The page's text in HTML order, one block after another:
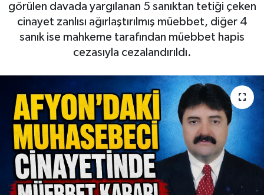
görülen davada yargılanan 5 sanıktan tetiği çeken
cinayet zanlısı ağırlaştırılmış müebbet, diğer 4
sanık ise mahkeme tarafından müebbet hapis
cezasıyla cezalandırıldı.